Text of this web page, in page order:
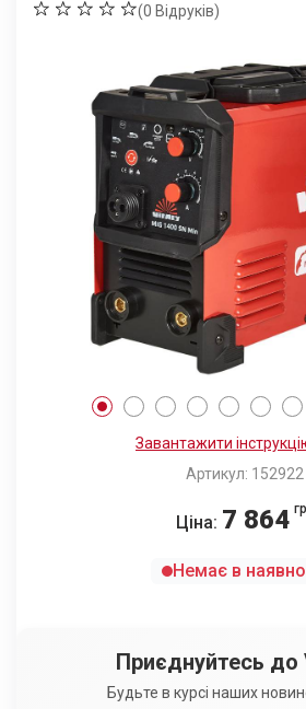
(0 Відруків)
Завантажити
Артикул: 152922
Ціна: 7 864
Немає в
Приєднуйтесь до
Будьте в курсі наших